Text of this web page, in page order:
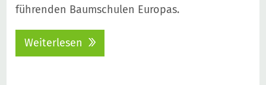
führenden Baumschulen Europas.
Weiterlesen